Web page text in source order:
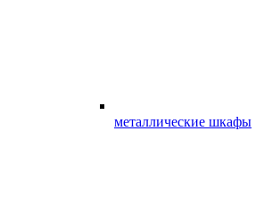
металлические шкафы